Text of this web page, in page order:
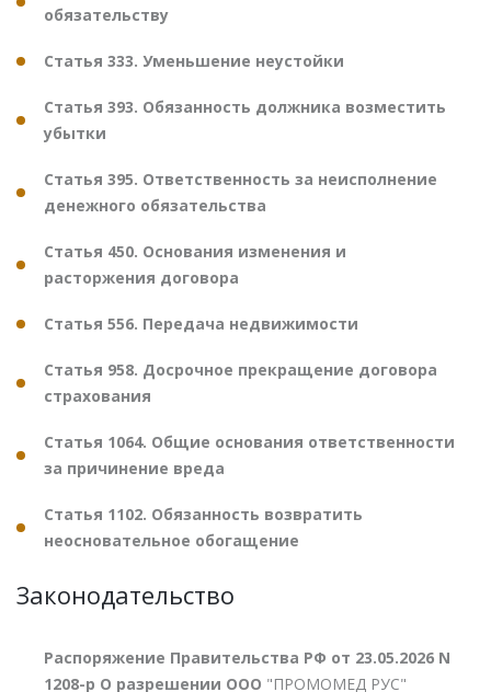
обязательству
Статья 333. Уменьшение неустойки
Статья 393. Обязанность должника возместить
убытки
Статья 395. Ответственность за неисполнение
денежного обязательства
Статья 450. Основания изменения и
расторжения договора
Статья 556. Передача недвижимости
Статья 958. Досрочное прекращение договора
страхования
Статья 1064. Общие основания ответственности
за причинение вреда
Статья 1102. Обязанность возвратить
неосновательное обогащение
Законодательство
Распоряжение Правительства РФ от 23.05.2026 N
1208-р О разрешении ООО "ПРОМОМЕД РУС"